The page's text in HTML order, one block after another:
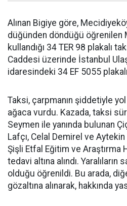
Alınan Bigiye göre,
düğünden döndüğü öğrenilen
kullandığı 34 TER 98 plakalı
Caddesi üzerinde İstanbul
idaresindeki 34 EF 5055
Taksi, çarpmanın şiddetiyle
ağaca vurdu. Kazada, taksi
Seymen ile yanında bulunan
Lafçı, Celal Demirel ve Aytekin
Şişli Etfal Eğitim ve Araştırma
tedavi altına alındı. Yaralıların
olduğu öğrenildi. Bu arada,
gözaltına alınarak, hakkında